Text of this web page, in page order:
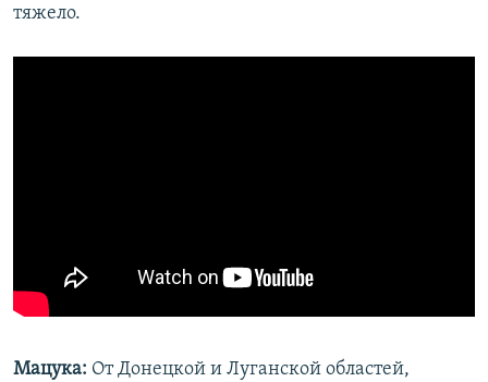
тяжело.
Мацука: От Донецкой и Луганской областей,